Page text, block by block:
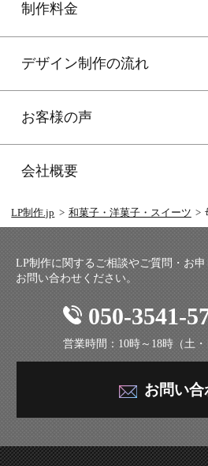
制作料金
デザイン制作の流れ
お客様の声
会社概要
LP制作.jp 和菓子・洋菓子・スイーツ
LP制作に関するご相談やご質問・お
お問い合わせください。
050-3541-
営業時間：10時～18時（土・
お問い合